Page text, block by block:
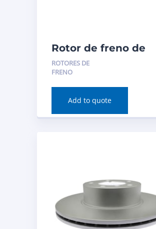
Rotor de freno de
disco (delantero)
Acura TLX 2020
ROTORES DE
FRENO
Add to quote